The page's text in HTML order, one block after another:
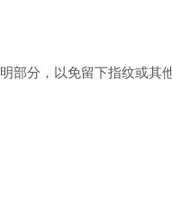
分，以免留下指纹或其